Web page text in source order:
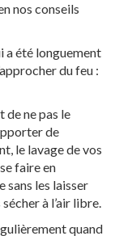
nos conseils
a été longuement
du feu :
de ne pas le
de
le lavage de vos
faire en
sans les laisser
à l’air libre.
quand